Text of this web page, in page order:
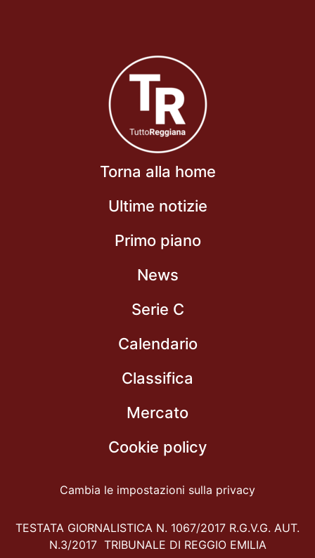
Torna alla home
Ultime notizie
Primo piano
News
Serie C
Calendario
Classifica
Mercato
Cookie policy
Cambia le impostazioni sulla privacy
TESTATA GIORNALISTICA N. 1067/2017 R.G.V.G. AUT.
N.3/2017 TRIBUNALE DI REGGIO EMILIA